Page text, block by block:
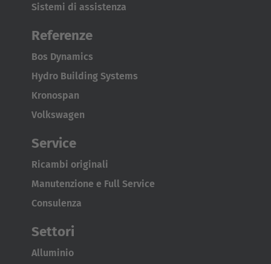
Sistemi di assistenza
Referenze
Bos Dynamics
Hydro Building Systems
Kronospan
Volkswagen
Service
Ricambi originali
Manutenzione e Full Service
Consulenza
Settori
Alluminio